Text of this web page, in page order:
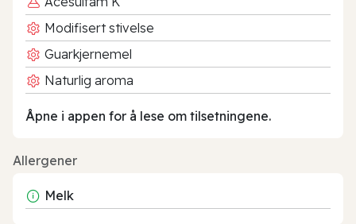
Modifisert stivelse
Guarkjernemel
Naturlig aroma
Åpne i appen for å lese om tilsetningene.
Allergener
Melk